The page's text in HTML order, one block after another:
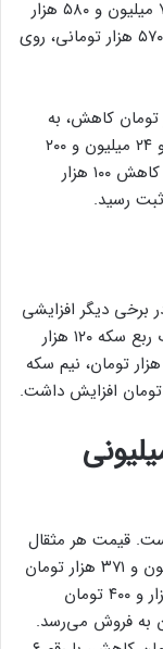
یک میلیون و ۴۳۰ هزار تومان کاهش، با رقم ۷۲ میلیون و ۵۸۰ هزار
تومان به ثبت رسید؛ سکه بهار آزادی با کاهش ۵۷۰ هزار تومانی، روی
سکه و ربع سکه با ۴۰۰ هزار تومان کاهش، به‌
ترتیب با رقم‌های ۴۲ میلیون و ۲۰۰ هزار تومان و ۲۴ میلیون و ۲۰۰
هزار تومان ثبت شدند. قیمت سکه گرمی نیز با کاهش ۱۰۰ هزار
برخی دیگر افزایشی
است؛ حباب سکه امامی ۳۱۰ هزار تومان و حباب ربع سکه ۱۲۰ هزار
تومان کاهش یافت. حباب سکه بهار آزادی ۵۰۰ هزار تومان، نیم سکه
طلا به کانال ۲۸ میلیونی
قیمت هر مثقال
طلا با ‍۶۲۴ هزار تومان کاهش، روی رقم ۲۸ میلیون و ۳۷‍۱ هزار تومان
قرار گرفته است. هر گرم طلای ۱۸ عیار، با ۱۴۳ هزار و ۴۰۰ تومان
میلیون و ۵۵۰ هزار و ۶۰۰ تومان به فروش می‌رسد.